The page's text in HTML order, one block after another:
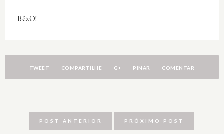
BêzO!
TWEET COMPARTILHE G+ PINAR COMENTAR
POST ANTERIOR PRÓXIMO POST